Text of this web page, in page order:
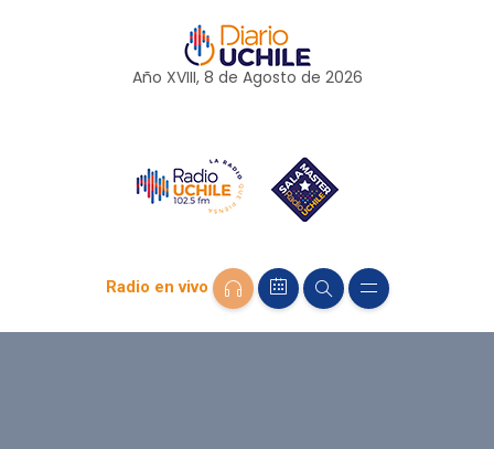
Año XVIII, 8 de Agosto de 2026
Radio en vivo